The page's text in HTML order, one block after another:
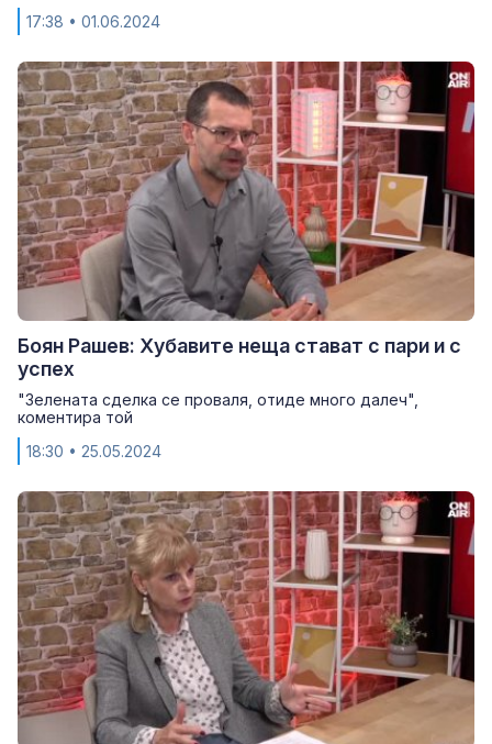
17:38 • 01.06.2024
Боян Рашев: Хубавите неща стават с пари и с
успех
"Зелената сделка се проваля, отиде много далеч",
коментира той
18:30 • 25.05.2024